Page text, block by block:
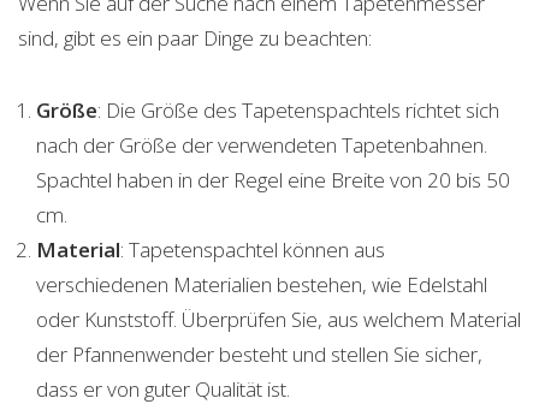
sind, gibt es ein paar Dinge zu beachten:
Größe: Die Größe des Tapetenspachtels richtet sich
nach der Größe der verwendeten Tapetenbahnen.
Spachtel haben in der Regel eine Breite von 20 bis 50
cm.
Material: Tapetenspachtel können aus
verschiedenen Materialien bestehen, wie Edelstahl
oder Kunststoff. Überprüfen Sie, aus welchem ​​​​Material
der Pfannenwender besteht und stellen Sie sicher,
dass er von guter Qualität ist.